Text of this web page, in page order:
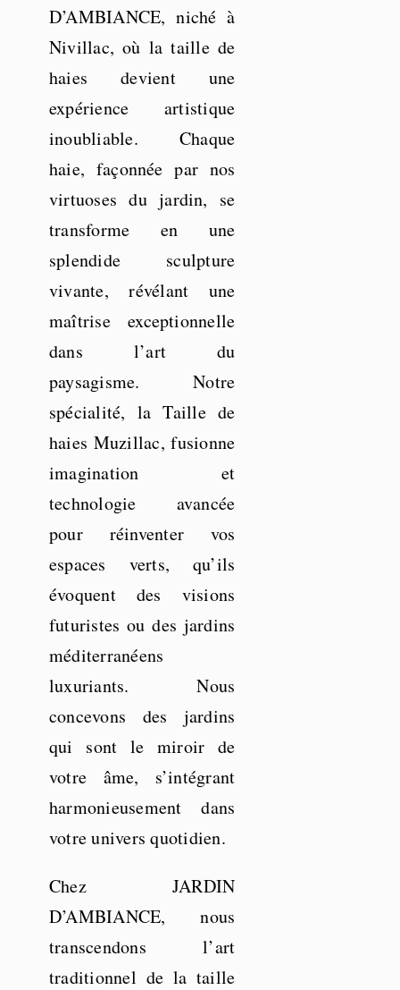
D’AMBIANCE, niché à
Nivillac, où la taille de
haies devient une
expérience artistique
inoubliable. Chaque
haie, façonnée par nos
virtuoses du jardin, se
transforme en une
splendide sculpture
vivante, révélant une
maîtrise exceptionnelle
dans l’art du
paysagisme. Notre
spécialité, la Taille de
haies Muzillac, fusionne
imagination et
technologie avancée
pour réinventer vos
espaces verts, qu’ils
évoquent des visions
futuristes ou des jardins
méditerranéens
luxuriants. Nous
concevons des jardins
qui sont le miroir de
votre âme, s’intégrant
harmonieusement dans
votre univers quotidien.
Chez JARDIN
D’AMBIANCE, nous
transcendons l’art
traditionnel de la taille